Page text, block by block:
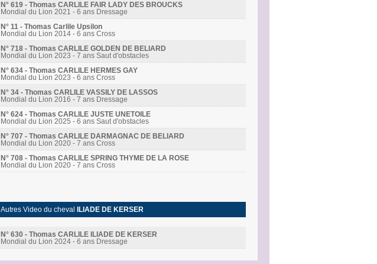
N° 619 - Thomas CARLILE FAIR LADY DES BROUCKS
Mondial du Lion 2021 - 6 ans Dressage
N° 11 - Thomas Carlile Upsilon
Mondial du Lion 2014 - 6 ans Cross
N° 718 - Thomas CARLILE GOLDEN DE BELIARD
Mondial du Lion 2023 - 7 ans Saut d'obstacles
N° 634 - Thomas CARLILE HERMES GAY
Mondial du Lion 2023 - 6 ans Cross
N° 34 - Thomas CARLILE VASSILY DE LASSOS
Mondial du Lion 2016 - 7 ans Dressage
N° 624 - Thomas CARLILE JUSTE UNETOILE
Mondial du Lion 2025 - 6 ans Saut d'obstacles
N° 707 - Thomas CARLILE DARMAGNAC DE BELIARD
Mondial du Lion 2020 - 7 ans Cross
N° 708 - Thomas CARLILE SPRING THYME DE LA ROSE
Mondial du Lion 2020 - 7 ans Cross
Autres Video du cheval ILIADE DE KERSER
N° 630 - Thomas CARLILE ILIADE DE KERSER
Mondial du Lion 2024 - 6 ans Dressage